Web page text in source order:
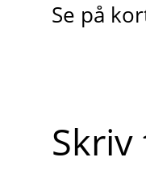
Se på